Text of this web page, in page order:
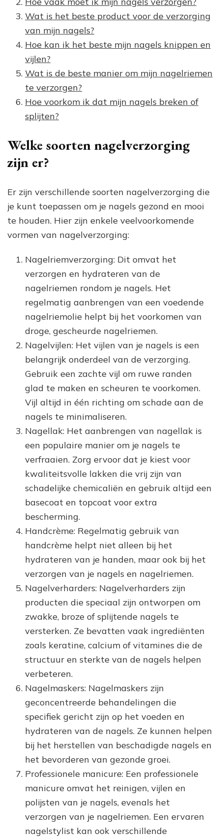
Wat is het beste product voor de verzorging
van mijn nagels?
Hoe kan ik het beste mijn nagels knippen en
vijlen?
Wat is de beste manier om mijn nagelriemen
te verzorgen?
Hoe voorkom ik dat mijn nagels breken of
splijten?
Welke soorten nagelverzorging
zijn er?
Er zijn verschillende soorten nagelverzorging die
je kunt toepassen om je nagels gezond en mooi
te houden. Hier zijn enkele veelvoorkomende
vormen van nagelverzorging:
Nagelriemverzorging: Dit omvat het
verzorgen en hydrateren van de
nagelriemen rondom je nagels. Het
regelmatig aanbrengen van een voedende
nagelriemolie helpt bij het voorkomen van
droge, gescheurde nagelriemen.
Nagelvijlen: Het vijlen van je nagels is een
belangrijk onderdeel van de verzorging.
Gebruik een zachte vijl om ruwe randen
glad te maken en scheuren te voorkomen.
Vijl altijd in één richting om schade aan de
nagels te minimaliseren.
Nagellak: Het aanbrengen van nagellak is
een populaire manier om je nagels te
verfraaien. Zorg ervoor dat je kiest voor
kwaliteitsvolle lakken die vrij zijn van
schadelijke chemicaliën en gebruik altijd een
basecoat en topcoat voor extra
bescherming.
Handcrème: Regelmatig gebruik van
handcrème helpt niet alleen bij het
hydrateren van je handen, maar ook bij het
verzorgen van je nagels en nagelriemen.
Nagelverharders: Nagelverharders zijn
producten die speciaal zijn ontworpen om
zwakke, broze of splijtende nagels te
versterken. Ze bevatten vaak ingrediënten
zoals keratine, calcium of vitamines die de
structuur en sterkte van de nagels helpen
verbeteren.
Nagelmaskers: Nagelmaskers zijn
geconcentreerde behandelingen die
specifiek gericht zijn op het voeden en
hydrateren van de nagels. Ze kunnen helpen
bij het herstellen van beschadigde nagels en
het bevorderen van gezonde groei.
Professionele manicure: Een professionele
manicure omvat het reinigen, vijlen en
polijsten van je nagels, evenals het
verzorgen van je nagelriemen. Een ervaren
nagelstylist kan ook verschillende